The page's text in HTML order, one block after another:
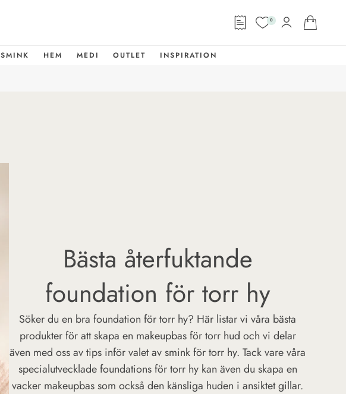
0
SMINK HEM MEDI OUTLET INSPIRATION
Bästa återfuktande
foundation för torr hy
Söker du en bra foundation för torr hy? Här listar vi våra bästa
produkter för att skapa en makeupbas för torr hud och vi delar
även med oss av tips inför valet av smink för torr hy. Tack vare våra
specialutvecklade foundations för torr hy kan även du skapa en
vacker makeupbas som också den känsliga huden i ansiktet gillar.